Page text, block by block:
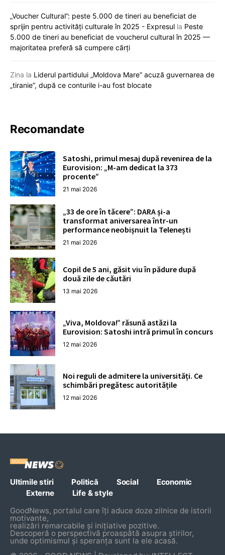
„Voucher Cultural”: peste 5.000 de tineri au beneficiat de
sprijin pentru activități culturale în 2025 - Expresul la Peste
5.000 de tineri au beneficiat de voucherul cultural în 2025 —
majoritatea preferă să cumpere cărți
Zina la Liderul partidului „Moldova Mare” acuză guvernarea de
„tiranie”, după ce conturile i-au fost blocate
Recomandate
Satoshi, primul mesaj după revenirea de la
Eurovision: „M-am dedicat la 373
procente”
21 mai 2026
„33 de ore în tăcere”: DARA și-a
transformat aniversarea într-un
performance neobișnuit la Telenești
21 mai 2026
Copil de 5 ani, găsit viu în pădure după
două zile de căutări
13 mai 2026
„Viva, Moldova!” răsună astăzi la
Eurovision: Satoshi intră primul în concurs
12 mai 2026
Noi reguli de admitere la universități. Ce
schimbări pregătesc autoritățile
12 mai 2026
Ultimile stiri Politică Social
Economic
Externe
Life & style
GoodNews, portalul care îți aduce doze zilnice de istorii
motivante,
realizări remarcabile și inițiative pozitive.
Descoperă o perspectivă proaspătă asupra știrilor,
unde optimismul și speranța sunt la ele acasă.